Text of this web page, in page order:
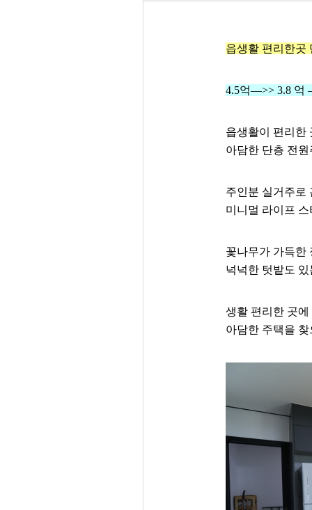
읍생활 편리한곳
4.5억—>> 3.8 억
읍생활이 편리한
아담한 단층 전
주인분 실거주로
미니멀 라이프
꽃나무가 가득한
넉넉한 텃밭도
생활 편리한 곳
아담한 주택을